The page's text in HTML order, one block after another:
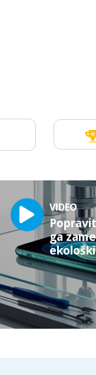
VIDEO
ga